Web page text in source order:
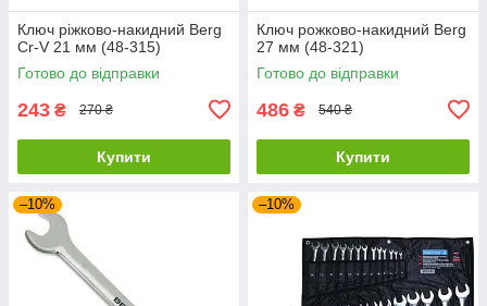
Ключ ріжково-накидний Berg
Cr-V 21 мм (48-315)
Готово до відправки
243 ₴ 270 ₴
Купити
Ключ рожково-накидний Berg
27 мм (48-321)
Готово до відправки
486 ₴ 540 ₴
Купити
–10% –10%